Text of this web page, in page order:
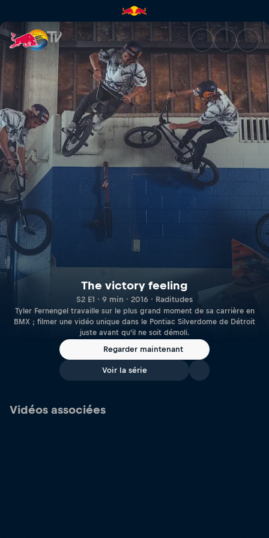
The victory feeling | Red Bull
The victory feeling
S2 E1 · 9 min · 2016 · Raditudes
Tyler Fernengel travaille sur le plus grand moment de sa carrière en
BMX ; filmer une vidéo unique dans le Pontiac Silverdome de Détroit
juste avant qu’il ne soit démoli.
Regarder maintenant
Voir la série
Vidéos associées